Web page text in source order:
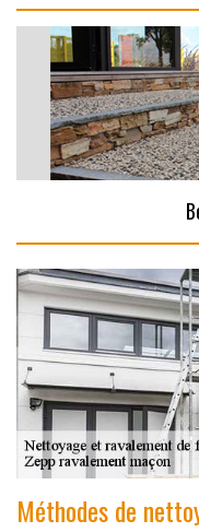
Méthodes de